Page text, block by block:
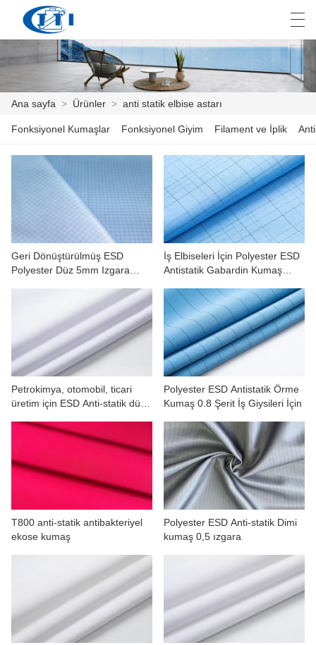
ANA SAYFA
ÜRÜNLER
ÖZELLEŞTIRME
HAKKIMIZDA
HABER
BIZIMLE ILETIŞIME GEÇIN
VIDEOLAR
العربية česky Deutsch
Ana sayfa > Ürünler > anti statik elbise astarı
Fonksiyonel Kumaşlar Fonksiyonel Giyim Filament ve İplik
Geri Dönüştürülmüş ESD
Polyester Düz 5mm Izgara
İş Elbiseleri İçin Polyester ESD
Antistatik Gabardin Kumaş
Petrokimya, otomobil, ticari
üretim için ESD Anti-statik düz
Polyester ESD Antistatik Örme
Kumaş 0.8 Şerit İş Giysileri İçin
T800 anti-statik antibakteriyel
ekose kumaş
Polyester ESD Anti-statik Dimi
kumaş 0,5 ızgara